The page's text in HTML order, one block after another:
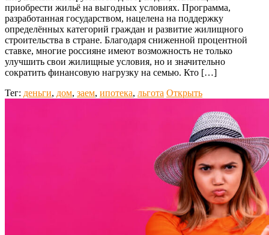
приобрести жильё на выгодных условиях. Программа,
разработанная государством, нацелена на поддержку
определённых категорий граждан и развитие жилищного
строительства в стране. Благодаря сниженной процентной
ставке, многие россияне имеют возможность не только
улучшить свои жилищные условия, но и значительно
сократить финансовую нагрузку на семью. Кто […]
Тег: деньги, дом, заем, ипотека, льгота Открыть